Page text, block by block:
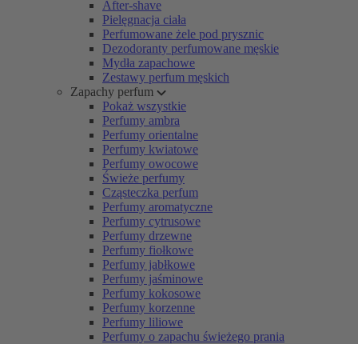
After-shave
Pielęgnacja ciała
Perfumowane żele pod prysznic
Dezodoranty perfumowane męskie
Mydła zapachowe
Zestawy perfum męskich
Zapachy perfum
Pokaż wszystkie
Perfumy ambra
Perfumy orientalne
Perfumy kwiatowe
Perfumy owocowe
Świeże perfumy
Cząsteczka perfum
Perfumy aromatyczne
Perfumy cytrusowe
Perfumy drzewne
Perfumy fiołkowe
Perfumy jabłkowe
Perfumy jaśminowe
Perfumy kokosowe
Perfumy korzenne
Perfumy liliowe
Perfumy o zapachu świeżego prania